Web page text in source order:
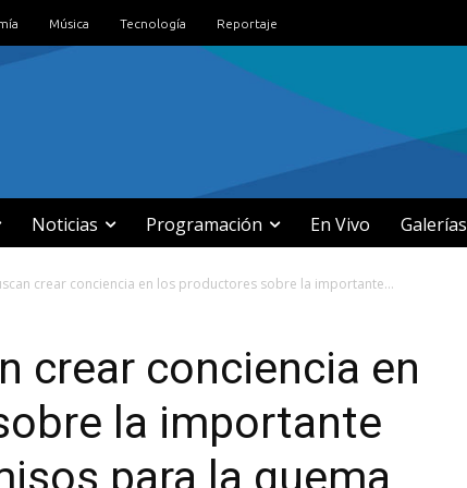
Música Tecnología Reportaje
Noticias Programación En Vivo Galerías
crear conciencia en los productores sobre la importante...
crear conciencia en
la importante
para la quema